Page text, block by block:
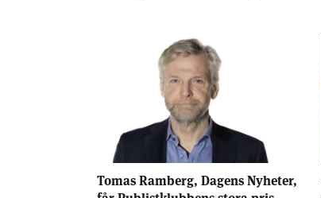
Tomas Ramberg, Dagens Nyheter,